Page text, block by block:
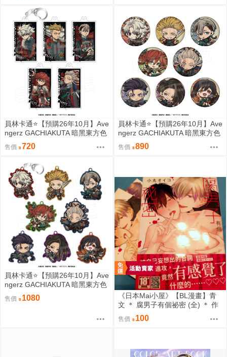
員林卡通⭐️【預購26年10月】Ave
ngerz GACHIAKUTA 暗黑東方色
彩 壓克力鑰匙圈集 中盒 0814
售價 720
員林卡通⭐️【預購26年10月】Ave
ngerz GACHIAKUTA 暗黑東方色
彩 Q版徽章收藏集 中盒 0814
售價 890
員林卡通⭐️【預購26年10月】Ave
ngerz GACHIAKUTA 暗黑東方色
彩 Q版壓克力鑰匙圈集 中盒 081
4
售價 1080
《日本Mai小屋》【BL漫畫】青
文 ＊ 腐男子有個祕密 (全) ＊ 作
者：小丸オイコ
售價 100